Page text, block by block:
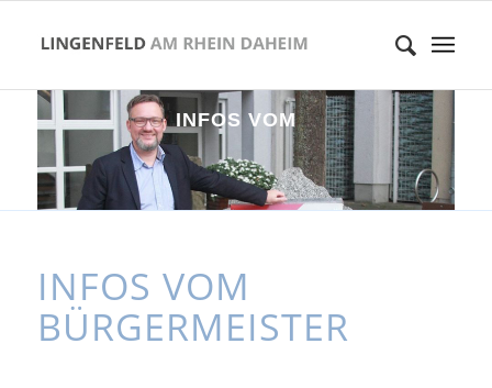
INFOS VOM
BÜ E RMEI T
INFOS VOM
BÜRGERMEISTER